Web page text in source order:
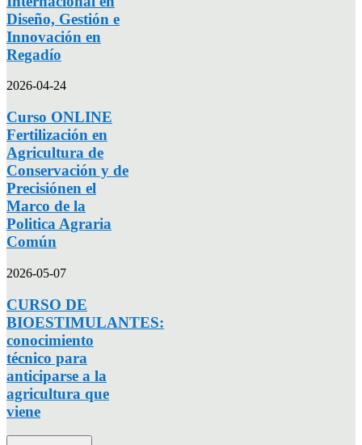
Diseño, Gestión e
Innovación en
Regadío
2026-04-24
Curso ONLINE
Fertilización en
Agricultura de
Conservación y de
Precisiónen el
Marco de la
Politica Agraria
Común
2026-05-07
CURSO DE
BIOESTIMULANTES:
conocimiento
técnico para
anticiparse a la
agricultura que
viene